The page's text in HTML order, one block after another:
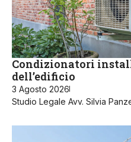
Condizionatori
dell’edificio
3 Agosto 2026
Studio Legale Avv. Silvia